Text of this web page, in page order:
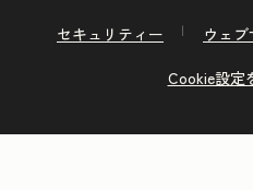
セキュリティー
ウェ
Cookie設定